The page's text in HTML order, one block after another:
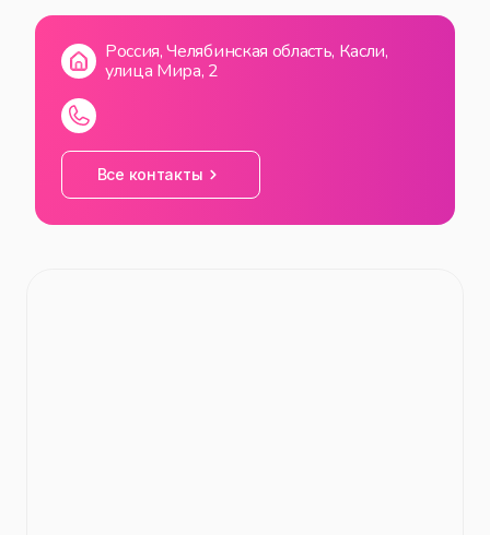
Россия, Челябинская область, Касли,
улица Мира, 2
Все контакты